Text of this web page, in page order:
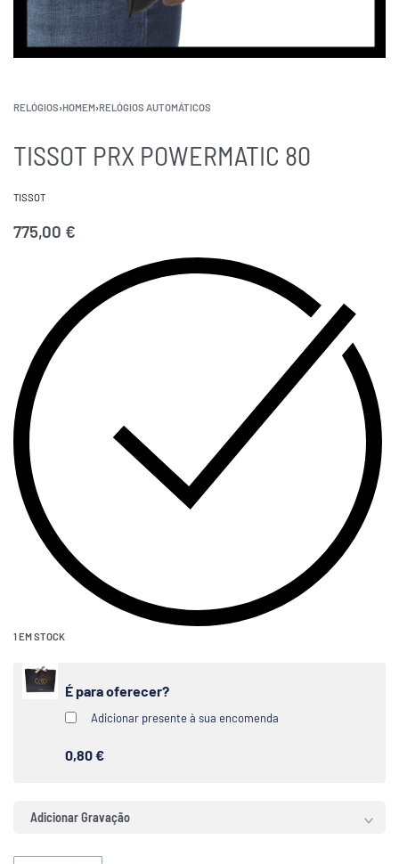
RELÓGIOS›HOMEM›RELÓGIOS AUTOMÁTICOS
TISSOT PRX POWERMATIC 80
TISSOT
775,00 €
1 EM STOCK
É para oferecer?
Adicionar presente à sua encomenda
0,80 €
Adicionar Gravação